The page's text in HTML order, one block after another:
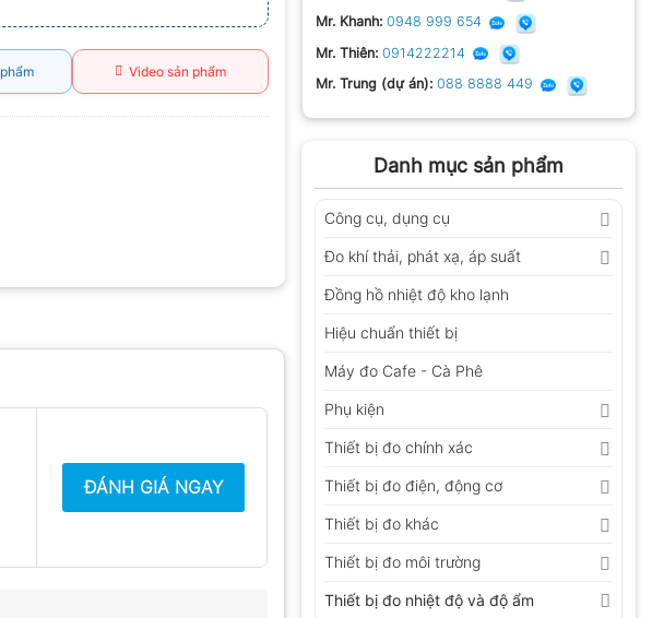
Mr. Khanh: 0948 999 654
Mr. Thiên: 0914222214
Mr. Trung (dự án): 088 8888 449
Danh mục sản phẩm
Công cụ, dụng cụ
Đo khí thải, phát xạ, áp suất
Đồng hồ nhiệt độ kho lạnh
Hiệu chuẩn thiết bị
Máy đo Cafe - Cà Phê
Phụ kiện
Thiết bị đo chính xác
Thiết bị đo điện, động cơ
Thiết bị đo khác
Thiết bị đo môi trường
Thiết bị đo nhiệt độ và độ ẩm
Video sản phẩm
ĐÁNH GIÁ NGAY